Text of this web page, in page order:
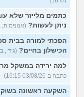
כתמים מלייזר שלא
ניתן לעשות? (אנונימית, בת 25, כתבה ב-03/
הפכתי למורה בבית
הכישלון בחיים? (גידי, בן 40, כתב ב-03/08/26
למה ירידה במשקל
כתבה ב-03/08/26 16:15)
השקעה ראשונה בשוק